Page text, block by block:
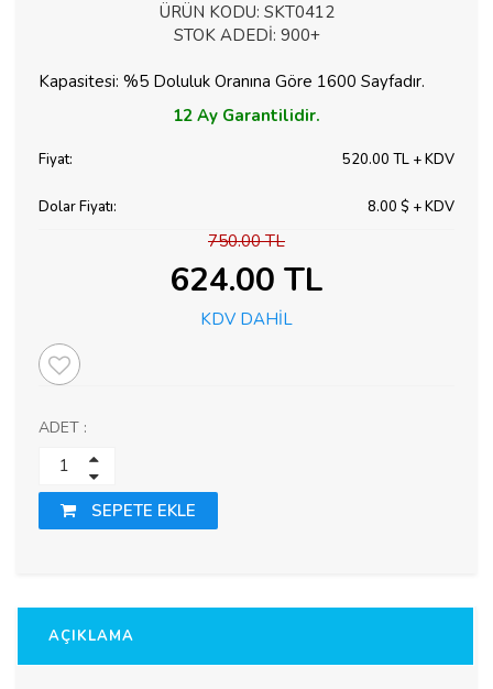
ÜRÜN KODU: SKT0412
STOK ADEDİ: 900+
Kapasitesi: %5 Doluluk Oranına Göre 1600 Sayfadır.
12 Ay Garantilidir.
Fiyat: 520.00 TL + KDV
Dolar Fiyatı: 8.00 $ + KDV
750.00 TL
624.00 TL
KDV DAHİL
ADET :
SEPETE EKLE
AÇIKLAMA